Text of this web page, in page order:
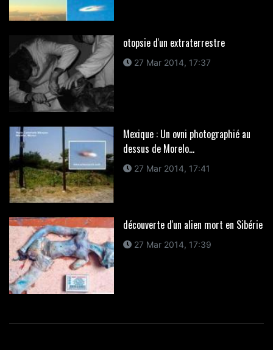
otopsie d'un extraterrestre
27 Mar 2014, 17:37
Mexique : Un ovni photographié au
dessus de Morelo...
27 Mar 2014, 17:41
découverte d'un alien mort en Sibérie
27 Mar 2014, 17:39